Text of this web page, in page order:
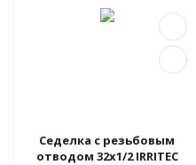
Седелка с резьбовым
отводом 32x1/2 IRRITEC